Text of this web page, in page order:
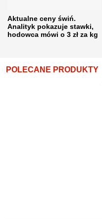
Aktualne ceny świń.
Analityk pokazuje stawki,
hodowca mówi o 3 zł za kg
POLECANE PRODUKTY